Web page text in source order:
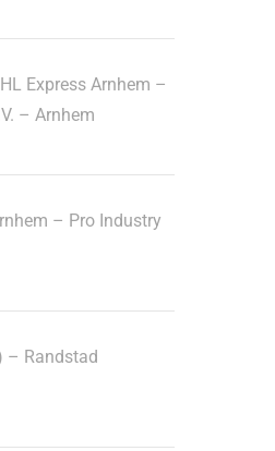
Express Arnhem –
– Arnhem
– Pro Industry
– Randstad